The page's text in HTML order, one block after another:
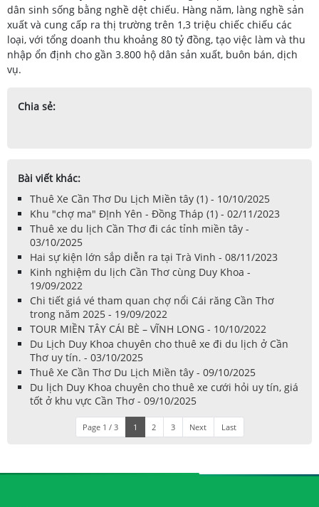
dân sinh sống bằng nghề dệt chiếu. Hàng năm, làng nghề sản
xuất và cung cấp ra thị trường trên 1,3 triệu chiếc chiếu các
loại, với tổng doanh thu khoảng 80 tỷ đồng, tạo việc làm và thu
nhập ổn định cho gần 3.800 hộ dân sản xuất, buôn bán, dịch
vụ.
Chia sẻ:
Bài viết khác:
Thuê Xe Cần Thơ Du Lịch Miền tây (1) - 10/10/2025
Khu "chợ ma" ĐỊnh Yên - Đồng Tháp (1) - 02/11/2023
Thuê xe du lịch Cần Thơ đi các tỉnh miền tây -
03/10/2025
Hai sự kiện lớn sắp diễn ra tại Trà Vinh - 08/11/2023
Kinh nghiệm du lịch Cần Thơ cùng Duy Khoa -
19/09/2022
Chi tiết giá vé tham quan chợ nổi Cái răng Cần Thơ
trong năm 2025 - 19/09/2022
TOUR MIỀN TÂY CÁI BÈ – VĨNH LONG - 10/10/2022
Du Lịch Duy Khoa chuyên cho thuê xe đi du lịch ở Cần
Thơ uy tín. - 03/10/2025
Thuê Xe Cần Thơ Du Lịch Miền tây - 09/10/2025
Du lịch Duy Khoa chuyên cho thuê xe cưới hỏi uy tín, giá
tốt ở khu vực Cần Thơ - 09/10/2025
Page 1 / 3 1 2 3 Next Last